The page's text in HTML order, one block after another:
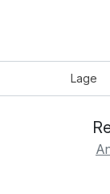
Lage